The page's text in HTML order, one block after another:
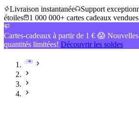
Livraison instantanée
Support
étoiles
1 000 000+ cartes cadeaux vendues
Cartes-cadeaux à partir de 1 € 😱
quantités limitées! Découvrir les soldes